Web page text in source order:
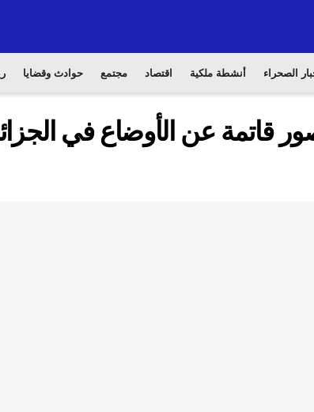
الصحراء أنشطة ملكية اقتصاد مجتمع حوادث وقضايا
قاتمة عن الأوضاع في